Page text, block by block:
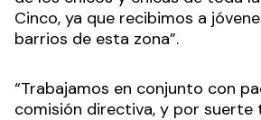
Cinco, ya que recibimos a
barrios de esta zona”.
“Trabajamos en conjunto con
comisión directiva, y por suerte